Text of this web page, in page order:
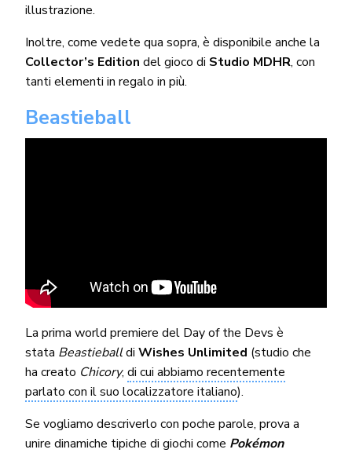
illustrazione.
Inoltre, come vedete qua sopra, è disponibile anche la
Collector’s Edition del gioco di Studio MDHR, con
tanti elementi in regalo in più.
Beastieball
La prima world premiere del Day of the Devs è
stata BeastieballdiWishes Unlimited (studio che
ha creato Chicory,di cui abbiamo recentemente
parlato con il suo localizzatore italiano).
Se vogliamo descriverlo con poche parole, prova a
unire dinamiche tipiche di giochi come Pokémon